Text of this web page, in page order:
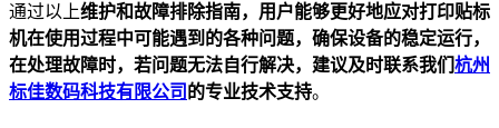
通过以上维护和故障排除指南，用户能够更好地应对打印贴标
机在使用过程中可能遇到的各种问题，确保设备的稳定运行，
在处理故障时，若问题无法自行解决，建议及时联系我们 杭州
标佳数码科技有限公司 的专业技术支持。